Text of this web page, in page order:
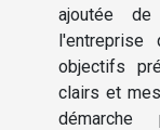
ajoutée
objectifs
clairs et